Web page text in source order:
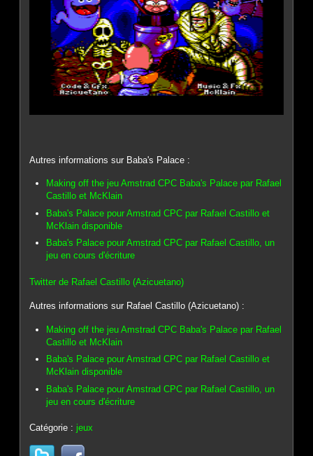
Autres informations sur Baba's Palace :
Making off the jeu Amstrad CPC Baba's Palace par Rafael
Castillo et McKlain
Baba's Palace pour Amstrad CPC par Rafael Castillo et
McKlain disponible
Baba's Palace pour Amstrad CPC par Rafael Castillo, un
jeu en cours d'écriture
Twitter de Rafael Castillo (Azicuetano)
Autres informations sur Rafael Castillo (Azicuetano) :
Making off the jeu Amstrad CPC Baba's Palace par Rafael
Castillo et McKlain
Baba's Palace pour Amstrad CPC par Rafael Castillo et
McKlain disponible
Baba's Palace pour Amstrad CPC par Rafael Castillo, un
jeu en cours d'écriture
Catégorie :jeux